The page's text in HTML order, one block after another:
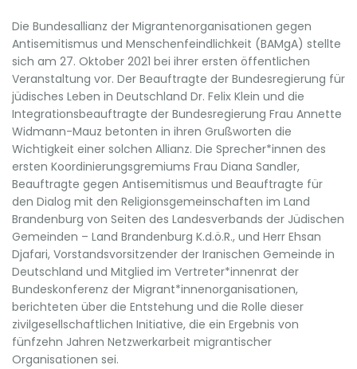
Die Bundesallianz der Migrantenorganisationen gegen
Antisemitismus und Menschenfeindlichkeit (BAMgA) stellte
sich am 27. Oktober 2021 bei ihrer ersten öffentlichen
Veranstaltung vor. Der Beauftragte der Bundesregierung für
jüdisches Leben in Deutschland Dr. Felix Klein und die
Integrationsbeauftragte der Bundesregierung Frau Annette
Widmann-Mauz betonten in ihren Grußworten die
Wichtigkeit einer solchen Allianz. Die Sprecher*innen des
ersten Koordinierungsgremiums Frau Diana Sandler,
Beauftragte gegen Antisemitismus und Beauftragte für
den Dialog mit den Religionsgemeinschaften im Land
Brandenburg von Seiten des Landesverbands der Jüdischen
Gemeinden – Land Brandenburg K.d.ö.R., und Herr Ehsan
Djafari, Vorstandsvorsitzender der Iranischen Gemeinde in
Deutschland und Mitglied im Vertreter*innenrat der
Bundeskonferenz der Migrant*innenorganisationen,
berichteten über die Entstehung und die Rolle dieser
zivilgesellschaftlichen Initiative, die ein Ergebnis von
fünfzehn Jahren Netzwerkarbeit migrantischer
Organisationen sei.